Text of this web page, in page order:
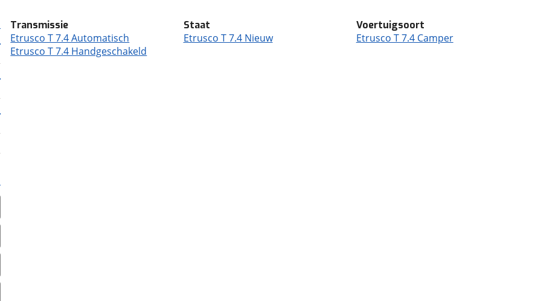
Transmissie
Etrusco T 7.4 Automatisch
Etrusco T 7.4 Handgeschakeld
Staat
Etrusco T 7.4 Nieuw
Voertuigsoort
Etrusco T 7.4 Camper